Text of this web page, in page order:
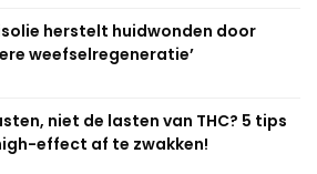
herstelt huidwonden door
weefselregeneratie’
niet de lasten van THC? 5 tips
effect af te zwakken!